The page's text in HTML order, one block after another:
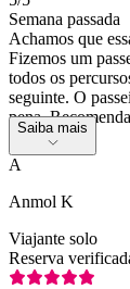
Semana passada
Achamos que
Fizemos um
todos os
seguinte. O
pena.
eles dirijam.
Saiba mais
A
Anmol K
Viajante solo
Reserva